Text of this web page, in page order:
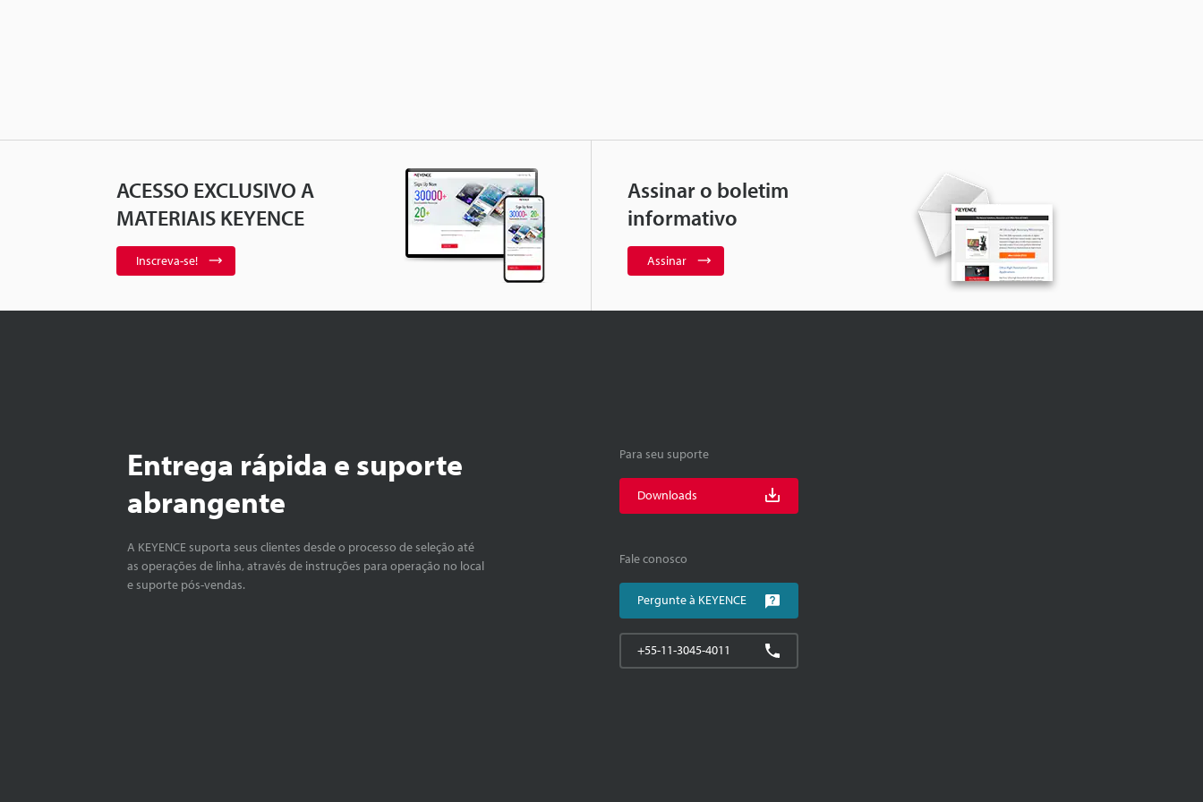
ACESSO EXCLUSIVO A
MATERIAIS KEYENCE
Inscreva-se!
Assinar o boletim
informativo
Assinar
Entrega rápida e suporte
abrangente
A KEYENCE suporta seus clientes desde o processo de seleção até
as operações de linha, através de instruções para operação no local
e suporte pós-vendas.
Para seu suporte
Downloads
Fale conosco
Pergunte à KEYENCE
+55-11-3045-4011